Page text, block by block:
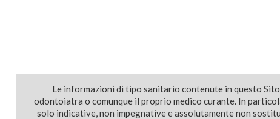
Le informazioni di tipo sanitario contenute in questo
odontoiatra o comunque il proprio medico curante. In
solo indicative, non impegnative e assolutamente non